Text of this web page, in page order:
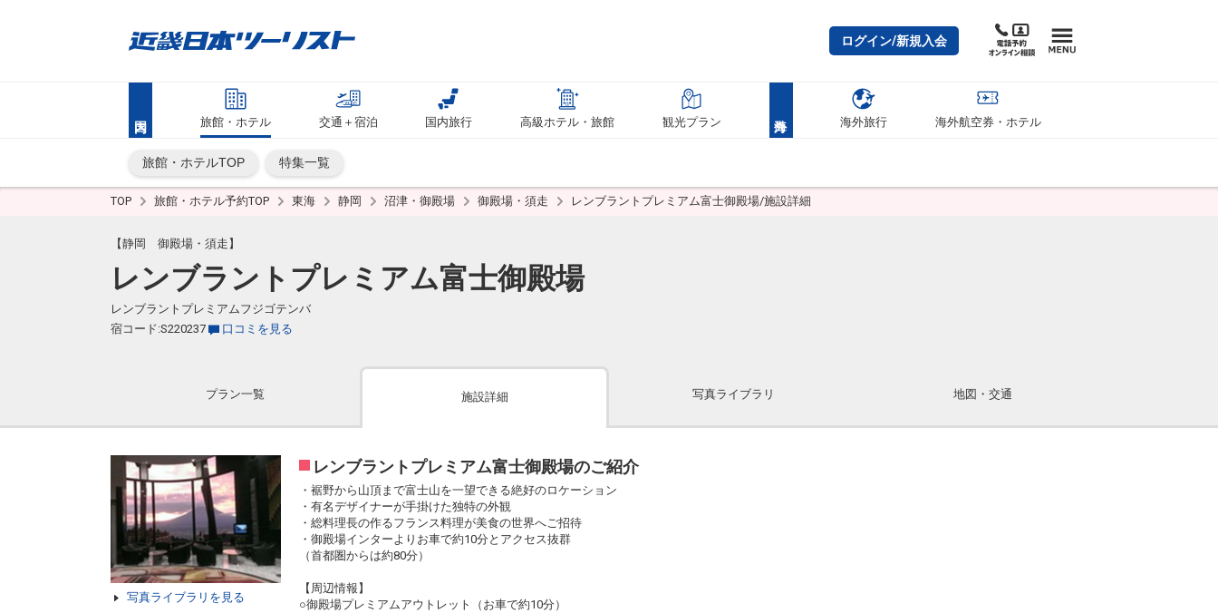
ログイン/新規入会
旅館・ホテル 交通＋宿泊 国内旅行 高級ホテル・旅館 観光プラン 海外旅行 海外航空券・ホテル
旅館・ホテルTOP 特集一覧
TOP 旅館・ホテル予約TOP 東海 静岡 沼津・御殿場 御殿場・須走 レンブラントプレミアム富士御殿場/施設詳細
【静岡 御殿場・須走】
レンブラントプレミアム富士御殿場
レンブラントプレミアムフジゴテンバ
宿コード:S220237
口コミを見る
プラン一覧 施設詳細 写真ライブラリ 地図・交通
写真ライブラリを見る
レンブラントプレミアム富士御殿場のご紹介
・裾野から山頂まで富士山を一望できる絶好のロケーション
・有名デザイナーが手掛けた独特の外観
・総料理長の作るフランス料理が美食の世界へご招待
・御殿場インターよりお車で約10分とアクセス抜群
（首都圏からは約80分）
【周辺情報】
○御殿場プレミアムアウトレット（お車で約10分）